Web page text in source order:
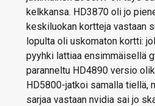
kelkkansa. HD3870 oli jo
keskiluokan kortteja vastaan
lopulta oli uskomaton kortti:
pyyhki lattiaa ensimmäisellä
paranneltu HD4890 versio
HD5800-jatkoi samalla tiellä,
sarjaa vastaan nvidia sai jo